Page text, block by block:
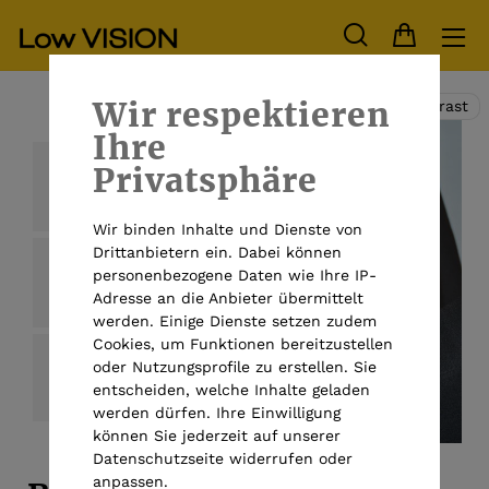
Hoher Kontrast
Wir respektieren
Ihre
Privatsphäre
Wir binden Inhalte und Dienste von
Drittanbietern ein. Dabei können
personenbezogene Daten wie Ihre IP-
Adresse an die Anbieter übermittelt
werden. Einige Dienste setzen zudem
Cookies, um Funktionen bereitzustellen
oder Nutzungsprofile zu erstellen. Sie
entscheiden, welche Inhalte geladen
werden dürfen. Ihre Einwilligung
können Sie jederzeit auf unserer
Datenschutzseite widerrufen oder
anpassen.